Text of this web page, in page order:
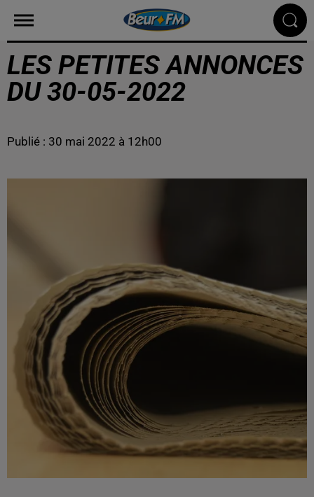
LES PETITES ANNONCES
DU 30-05-2022
Publié : 30 mai 2022 à 12h00